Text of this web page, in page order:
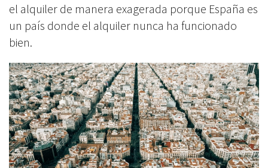
el alquiler de manera exagerada porque España es
un país donde el alquiler nunca ha funcionado
bien.